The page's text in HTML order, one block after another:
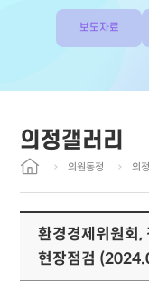
보도자료
의정갤러리
의원동정 의
환경경제위원회,
현장점검